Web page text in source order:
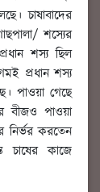
চাষাবাদের
শস্যের
শস্য ছিল
প্রধান শস্য
পাওয়া গেছে
পাওয়া
নির্ভর করতেন
চাষের কাজে